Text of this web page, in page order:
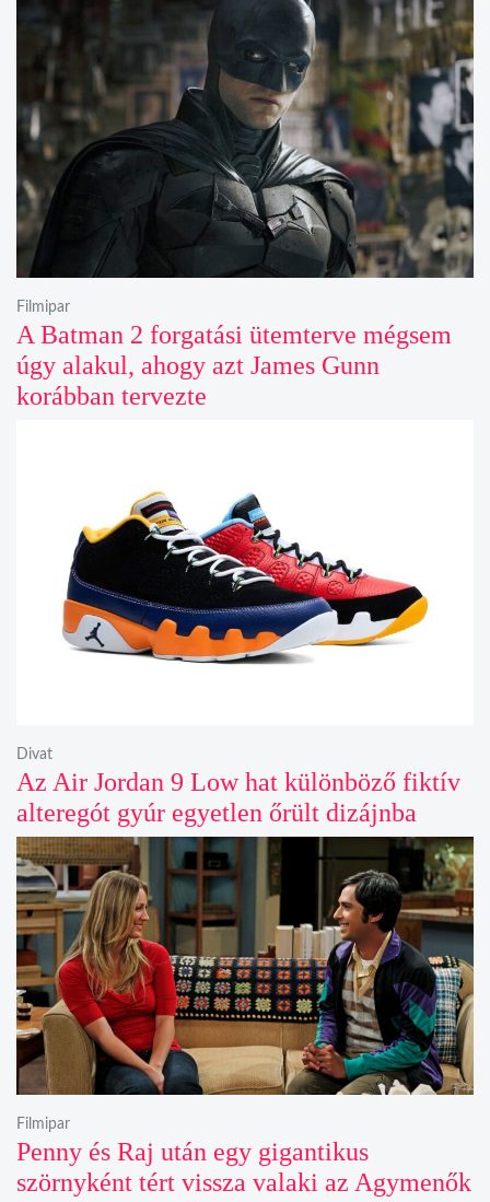
A Batman 2 forgatási ütemterve mégsem
úgy alakul, ahogy azt James Gunn
korábban tervezte
Filmipar
Az Air Jordan 9 Low hat különböző fiktív
alteregót gyúr egyetlen őrült dizájnba
Divat
Penny és Raj után egy gigantikus
szörnyként tért vissza valaki az Agymenők
Filmipar